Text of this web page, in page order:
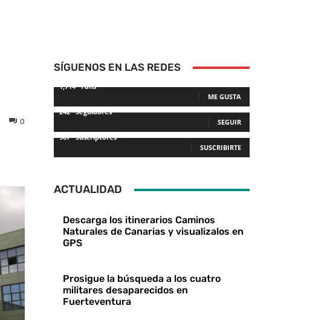
0
SÍGUENOS EN LAS REDES
1,714 Fans
ME GUSTA
242 Seguidores
SEGUIR
967 Suscriptores
SUSCRIBIRTE
ACTUALIDAD
Descarga los itinerarios Caminos
Naturales de Canarias y visualizalos en
GPS
Prosigue la búsqueda a los cuatro
militares desaparecidos en
Fuerteventura